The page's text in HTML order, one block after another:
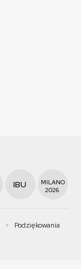
IBU
MILANO
2026
Podziękowania